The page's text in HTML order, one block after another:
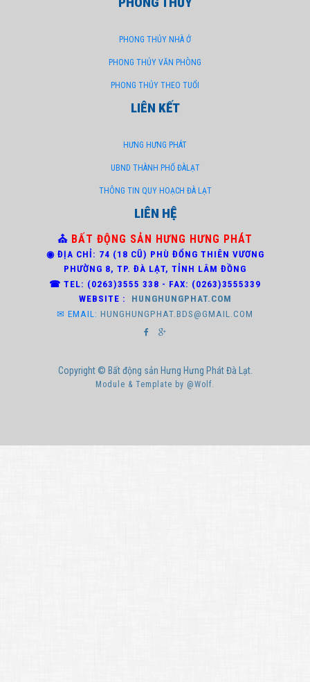
PHONG THỦY NHÀ Ở
PHONG THỦY VĂN PHÒNG
PHONG THỦY THEO TUỔI
LIÊN KẾT
HƯNG HƯNG PHÁT
UBND THÀNH PHỐ ĐÀLẠT
THÔNG TIN QUY HOẠCH ĐÀ LẠT
LIÊN HỆ
⛪ BẤT ĐỘNG SẢN HƯNG HƯNG PHÁT
◉ ĐỊA CHỈ: 74 (18 CŨ) PHÙ ĐỔNG THIÊN VƯƠNG
PHƯỜNG 8, TP. ĐÀ LẠT, TỈNH LÂM ĐỒNG
☎ TEL: (0263)3555 338 - FAX: (0263)3555339
WEBSITE : HUNGHUNGPHAT.COM
✉ EMAIL: HUNGHUNGPHAT.BDS@GMAIL.COM
Copyright © Bất động sản Hưng Hưng Phát Đà Lạt.
Module & Template by @Wolf.